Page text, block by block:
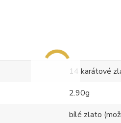
14 karátové
2.90g
bílé zlato